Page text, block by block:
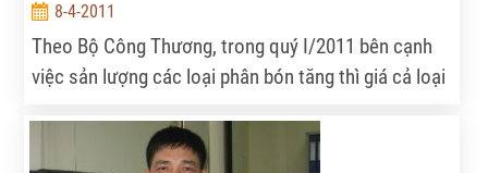
8-4-2011
Theo Bộ Công Thương, trong quý I/2011 bên cạnh
việc sản lượng các loại phân bón tăng thì giá cả loại